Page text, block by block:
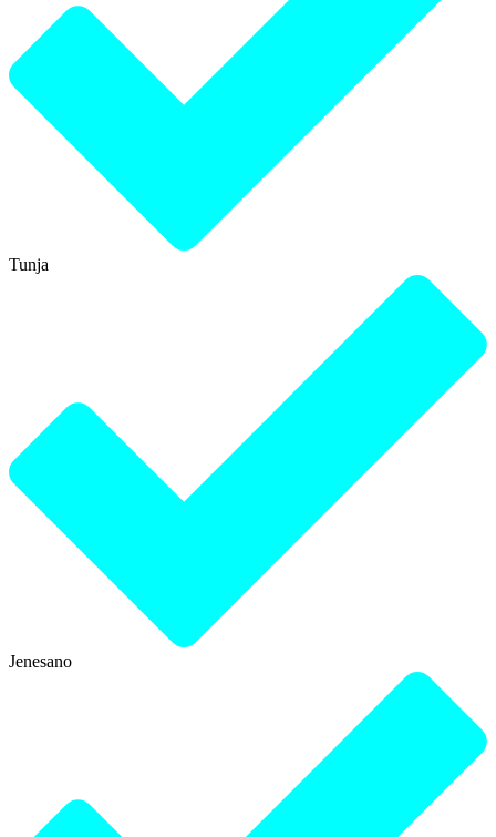
Tunja
Jenesano